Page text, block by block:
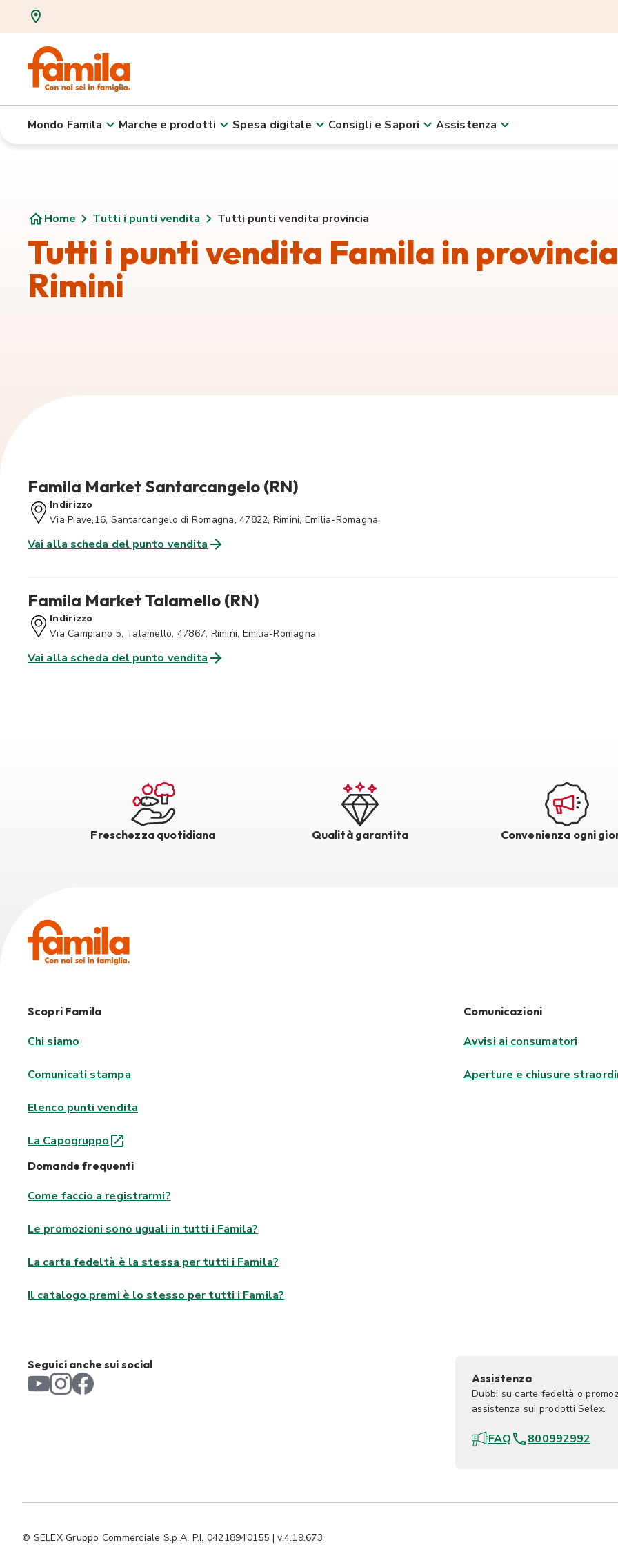
Mondo Famila Marche e prodotti Spesa digitale Consigli e Sapori Assistenza
Home Tutti i punti vendita Tutti punti vendita provincia
Tutti i punti vendita Famila in
Rimini
Famila Market Santarcangelo (RN)
Indirizzo
Via Piave,16, Santarcangelo di Romagna, 47822, Rimini, Emilia-Romagna
Vai alla scheda del punto vendita
Famila Market Talamello (RN)
Indirizzo
Via Campiano 5, Talamello, 47867, Rimini, Emilia-Romagna
Vai alla scheda del punto vendita
Freschezza quotidiana Qualità garantita Convenienza ogni
Scopri Famila
Chi siamo
Comunicati stampa
Elenco punti vendita
La Capogruppo
Comunicazioni
Avvisi ai consumatori
Aperture e chiusure
Domande frequenti
Come faccio a registrarmi?
Le promozioni sono uguali in tutti i Famila?
La carta fedeltà è la stessa per tutti i Famila?
Il catalogo premi è lo stesso per tutti i Famila?
Seguici anche sui social
Assistenza
Dubbi su carte fedeltà o
assistenza sui prodotti Selex.
FAQ 800992992
© SELEX Gruppo Commerciale S.p.A. P.I. 04218940155 | v.4.19.673